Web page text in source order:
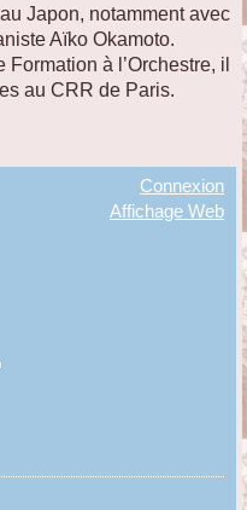
Japon, notamment avec
Aïko Okamoto.
à l’Orchestre, il
au CRR de Paris.
Connexion
Affichage Web